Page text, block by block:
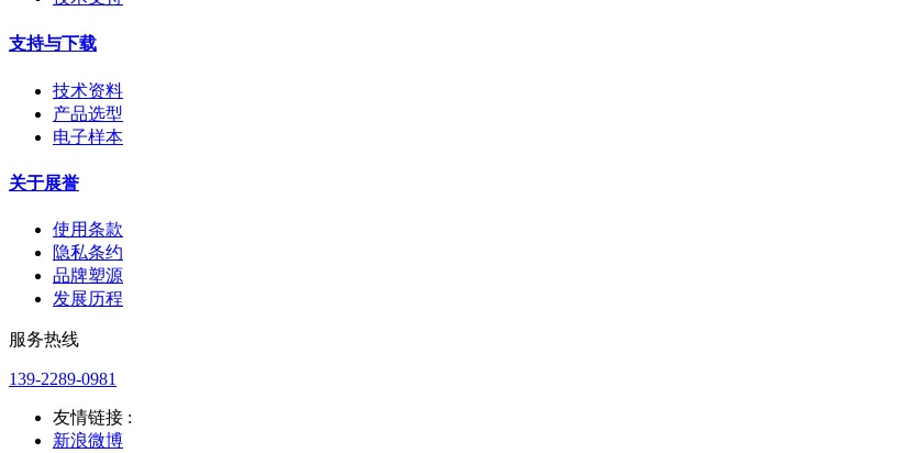
支持与下载
技术资料
产品选型
电子样本
关于展誉
使用条款
隐私条约
品牌塑源
发展历程
服务热线
139-2289-0981
友情链接 :
新浪微博